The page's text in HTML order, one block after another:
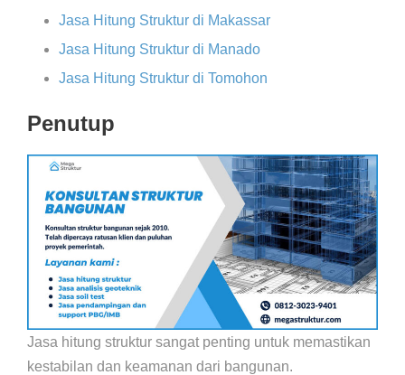
Jasa Hitung Struktur di Makassar
Jasa Hitung Struktur di Manado
Jasa Hitung Struktur di Tomohon
Penutup
Jasa hitung struktur sangat penting untuk memastikan
kestabilan dan keamanan dari bangunan.